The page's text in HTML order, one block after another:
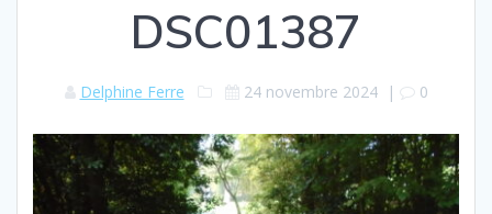
DSC01387
Delphine Ferre 24 novembre 2024| 0